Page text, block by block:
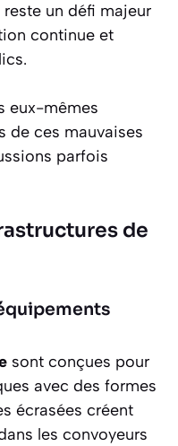
un défi majeur
continue et
eux-mêmes
de ces mauvaises
parfois
de
sont conçues pour
avec des formes
écrasées créent
les convoyeurs